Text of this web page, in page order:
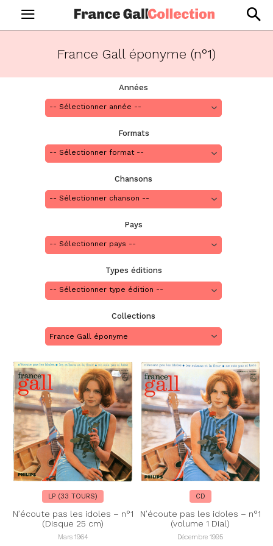
France Gall éponyme (n°1)
Années
Formats
Chansons
Pays
Types éditions
Collections
France Gall éponyme
LP (33 TOURS)
N’écoute pas les idoles – n°1
(Disque 25 cm)
Mars 1964
CD
N’écoute pas les idoles – n°1
(volume 1 Dial)
Décembre 1995